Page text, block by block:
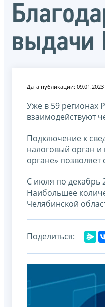
выдачи
Дата публикации: 09.01.2023
Уже в 59 регионах
взаимодействуют
Подключение к
налоговый орган и
органе»
С июля по декабрь
Наибольшее
Челябинской
Поделиться: